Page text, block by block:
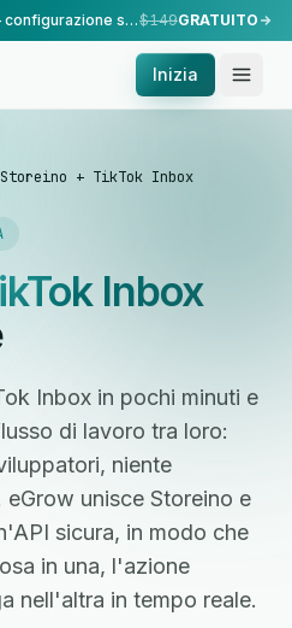
Configurazione gestita da noi — configurazione standard, eseguita dal nostro team.$149GRATUITO
Inizia
Storeino + TikTok Inbox
Inbox
Inbox in pochi minuti e
di lavoro tra loro:
niente
unisce Storeino e
sicura, in modo che
in una, l'azione
nell'altra in tempo reale.